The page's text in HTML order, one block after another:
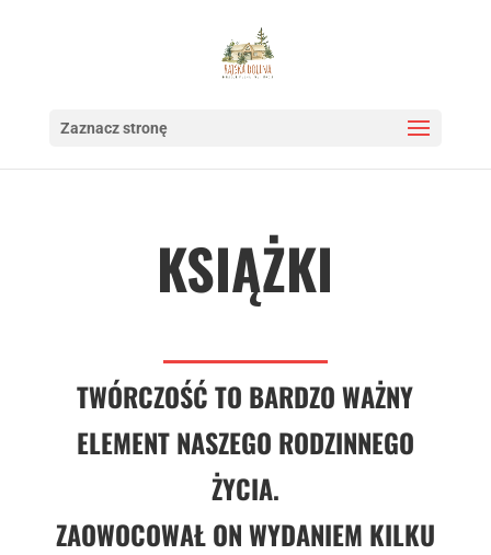
Zaznacz stronę
KSIĄŻKI
TWÓRCZOŚĆ TO BARDZO WAŻNY
ELEMENT NASZEGO RODZINNEGO
ŻYCIA.
ZAOWOCOWAŁ ON WYDANIEM KILKU